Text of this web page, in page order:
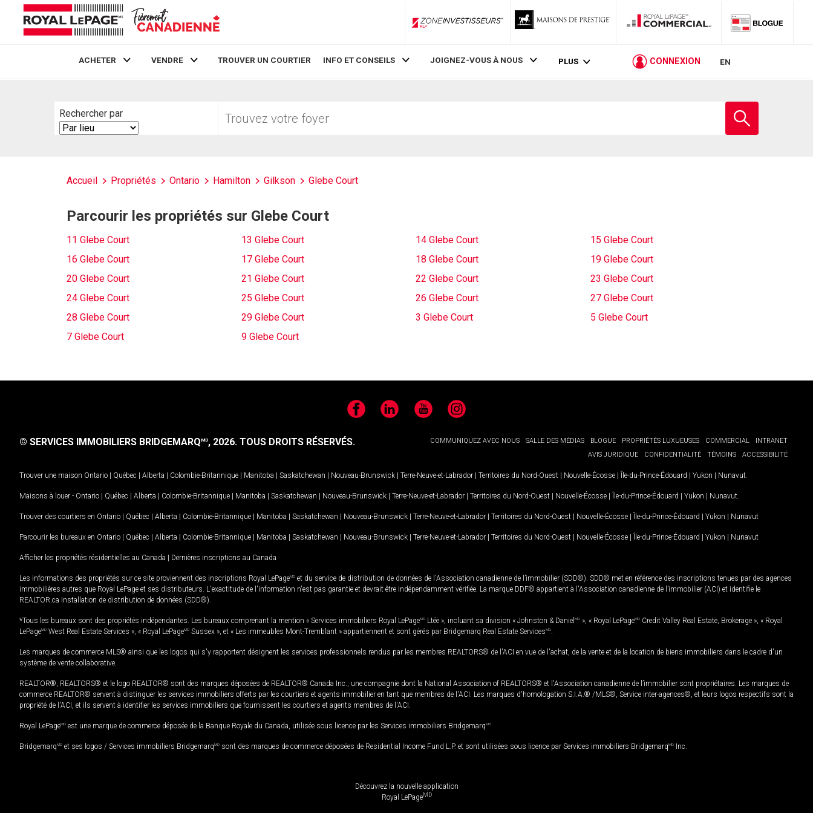
ZoneInvestisseurs RLP
ACHETER VENDRE TROUVER UN COURTIER INFO ET CONSEILS JOIGNEZ-VOUS À NOUS PLUS CONNEXION EN
Rechercher par
Search
By
votre
Accueil Propriétés Ontario Hamilton Gilkson Glebe Court
Parcourir les propriétés sur Glebe Court
11 Glebe Court 13 Glebe Court 14 Glebe Court
15 Glebe Court
16 Glebe Court
17 Glebe Court 18 Glebe Court
19 Glebe Court
20 Glebe Court
21 Glebe Court 22 Glebe Court
23 Glebe Court
24 Glebe Court
25 Glebe Court 26 Glebe Court
27 Glebe Court
28 Glebe Court
29 Glebe Court 3 Glebe Court
5 Glebe Court
7 Glebe Court
9 Glebe Court
FacebookLinkedIn YouTubeInstagram
COMMUNIQUEZ AVEC NOUS SALLE DES MÉDIAS BLOGUE PROPRIÉTÉS LUXUEUSES COMMERCIAL
INTRANET
AVIS JURIDIQUE
CONFIDENTIALITÉ TÉMOINS ACCESSIBILITÉ
© SERVICES IMMOBILIERS BRIDGEMARQMD, 2026. TOUS DROITS RÉSERVÉS.
Trouver une maison Ontario | Québec | Alberta | Colombie-Britannique | Manitoba | Saskatchewan | Nouveau-Brunswick | Terre-Neuve-et-Labrador | Territoires du Nord-Ouest | Nouvelle-Écosse | Île-du-Prince-Édouard | Yukon | Nunavut
Maisons à louer - Ontario | Québec | Alberta | Colombie-Britannique | Manitoba | Saskatchewan | Nouveau-Brunswick | Terre-Neuve-et-Labrador | Territoires du Nord-Ouest | Nouvelle-Écosse | Île-du-Prince-Édouard | Yukon | Nunavut
Trouver des courtiers en Ontario | Québec | Alberta | Colombie-Britannique | Manitoba | Saskatchewan | Nouveau-Brunswick | Terre-Neuve-et-Labrador | Territoires du Nord-Ouest | Nouvelle-Écosse | Île-du-Prince-Édouard | Yukon | Nunavut
Parcourir les bureaux en Ontario | Québec | Alberta | Colombie-Britannique | Manitoba | Saskatchewan | Nouveau-Brunswick | Terre-Neuve-et-Labrador | Territoires du Nord-Ouest | Nouvelle-Écosse | Île-du-Prince-Édouard | Yukon | Nunavut
Afficher les propriétés résidentielles au Canada | Dernières inscriptions au Canada
Les informations des propriétés sur ce site proviennent des inscriptions Royal LePageMD et du service de distribution de données de l'Association canadienne de l’immobilier (SDD®). SDD® met en référence des inscriptions tenues par des agences
immobilières autres que Royal LePage et ses distributeurs. L'exactitude de l'information n'est pas garantie et devrait être indépendamment vérifiée. La marque DDF® appartient à l'Association canadienne de l’immobilier (ACI) et identifie le
REALTOR.ca Installation de distribution de données (SDD®).
*Tous les bureaux sont des propriétés indépendantes. Les bureaux comprenant la mention « Services immobiliers Royal LePageMD Ltée », incluant sa division « Johnston & Daniel MD », « Royal LePageMD Credit Valley Real Estate, Brokerage », « Royal
LePageMD West Real Estate Services », « Royal LePageMD Sussex », et « Les immeubles Mont-Tremblant » appartiennent et sont gérés par Bridgemarq Real Estate ServicesMD
Les marques de commerce MLS® ainsi que les logos qui s'y rapportent désignent les services professionnels rendus par les membres REALTORS® de l'ACI en vue de l'achat, de la vente et de la location de biens immobiliers dans le cadre d'un
système de vente collaborative.
REALTOR®, REALTORS® et le logo REALTOR® sont des marques déposées de REALTOR® Canada Inc., une compagnie dont la National Association of REALTORS® et l'Association canadienne de l’immobilier sont propriétaires. Les marques de
commerce REALTOR® servent à distinguer les services immobiliers offerts par les courtiers et agents immobilier en tant que membres de l'ACI. Les marques d'homologation S.I.A.® /MLS®, Service inter-agences®, et leurs logos respectifs sont la
propriété de l'ACI, et ils servent à identifier les services immobiliers que fournissent les courtiers et agents membres de l'ACI.
Royal LePageMD est une marque de commerce déposée de la Banque Royale du Canada, utilisée sous licence par les Services immobiliers BridgemarqMD
BridgemarqMD et ses logos / Services immobiliers BridgemarqMD sont des marques de commerce déposées de Residential Income Fund L.P. et sont utilisées sous licence par Services immobiliers BridgemarqMD Inc.
Découvrez la nouvelle application
Royal LePageMD